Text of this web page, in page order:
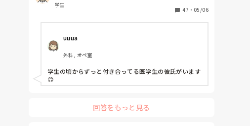
学生
47 ・ 05/06
uuua
外科, オペ室
学生の頃からずっと付き合ってる医学生の彼氏がいます
😌
回答をもっと見る